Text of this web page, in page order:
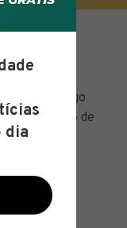
Cotolengo
linha, tipo de